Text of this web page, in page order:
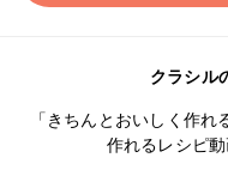
クラシル
「きちんとおいしく作
作れるレシピ